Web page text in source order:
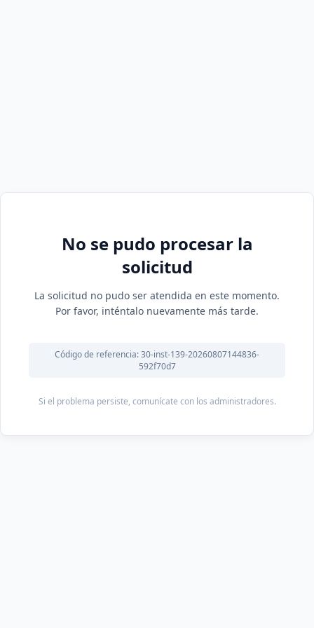
No se pudo procesar la
solicitud
La solicitud no pudo ser atendida en este momento.
Por favor, inténtalo nuevamente más tarde.
Código de referencia: 30-inst-139-20260807144836-
592f70d7
Si el problema persiste, comunícate con los administradores.